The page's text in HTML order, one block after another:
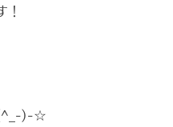
！
(^_-)-☆